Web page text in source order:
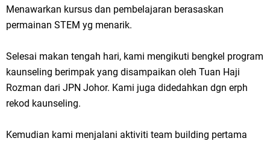
Menawarkan kursus dan pembelajaran berasaskan
permainan STEM yg menarik.
Selesai makan tengah hari, kami mengikuti bengkel program
kaunseling berimpak yang disampaikan oleh Tuan Haji
Rozman dari JPN Johor. Kami juga didedahkan dgn erph
rekod kaunseling.
Kemudian kami menjalani aktiviti team building pertama